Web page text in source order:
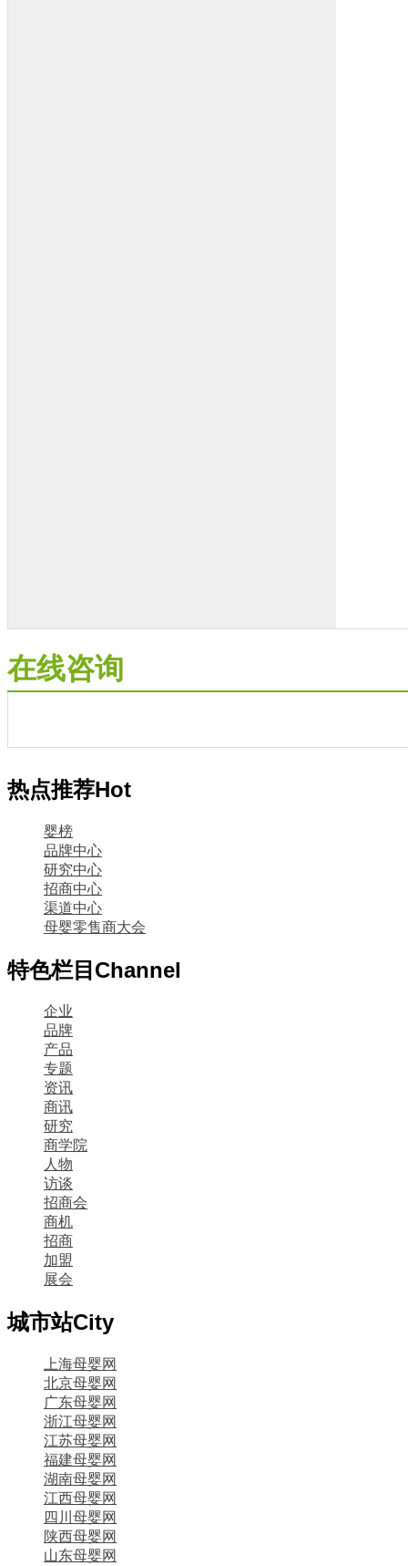
在线咨询
热点推荐Hot
婴榜
品牌中心
研究中心
招商中心
渠道中心
母婴零售商大会
特色栏目 Channel
企业
品牌
产品
专题
资讯
商讯
研究
商学院
人物
访谈
招商会
商机
招商
加盟
展会
城市站City
上海母婴网
北京母婴网
广东母婴网
浙江母婴网
江苏母婴网
福建母婴网
湖南母婴网
江西母婴网
四川母婴网
陕西母婴网
山东母婴网